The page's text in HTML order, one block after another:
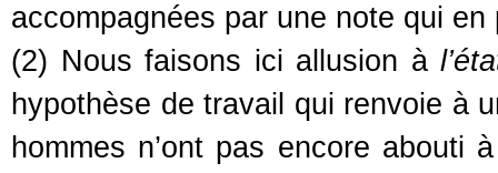
accompagnées par une note qui
(2) Nous faisons ici allusion à
hypothèse de travail qui renvoie à
hommes n’ont pas encore abouti